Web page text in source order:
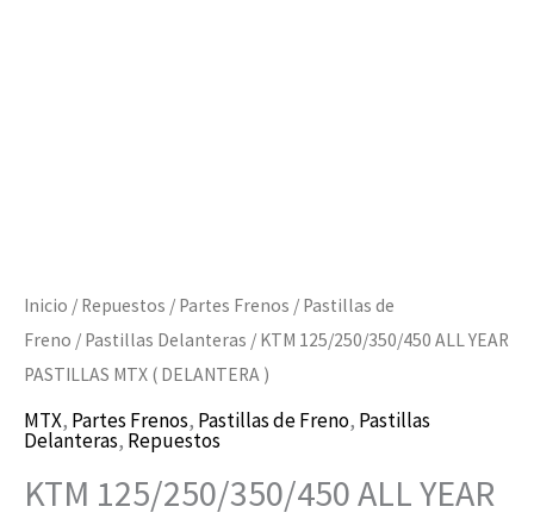
Inicio / Repuestos / Partes Frenos / Pastillas de
Freno / Pastillas Delanteras / KTM 125/250/350/450 ALL YEAR
PASTILLAS MTX ( DELANTERA )
MTX, Partes Frenos, Pastillas de Freno, Pastillas
Delanteras, Repuestos
KTM 125/250/350/450 ALL YEAR